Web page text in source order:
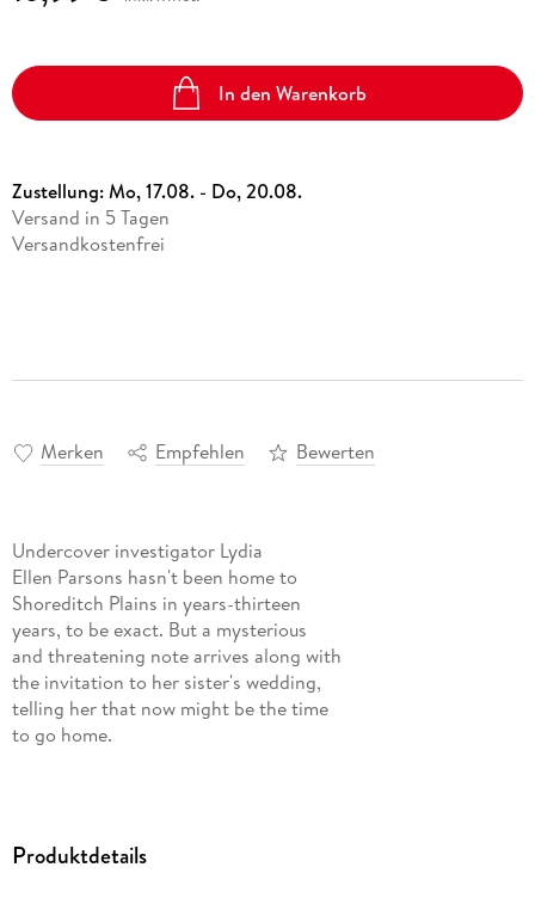
In den Warenkorb
Zustellung:Mo, 17.08. - Do, 20.08.
Versand in 5 Tagen
Versandkostenfrei
Merken Empfehlen Bewerten
Undercover investigator Lydia
Ellen Parsons hasn't been home to
Shoreditch Plains in years-thirteen
years, to be exact. But a mysterious
and threatening note arrives along with
the invitation to her sister's wedding,
telling her that now might be the time
to go home.
obnoxious Robert "Bo" Parker, a
Produktdetails